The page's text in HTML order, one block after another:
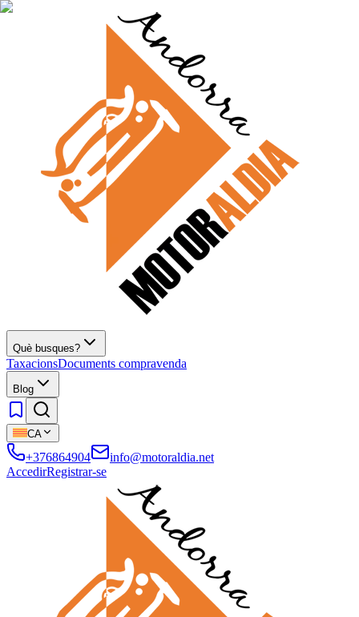
Què busques?
TaxacionsDocuments compravenda
Blog
CA
+376864904
info@motoraldia.net
AccedirRegistrar-se